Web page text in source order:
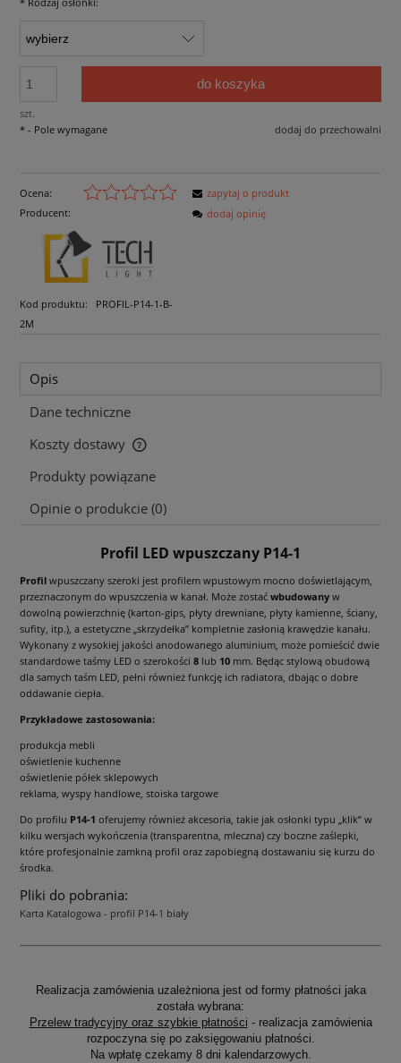
szt.
do koszyka
dodaj do przechowalni
* - Pole wymagane
Ocena:
Producent:
Kod produktu:
PROFIL-P14-1-B-
2M
zapytaj o produkt
dodaj opinię
Opis
Dane techniczne
Koszty dostawy
Cena nie zawiera ewentualnych kosztów płatności
Produkty powiązane
Opinie o produkcie (0)
Profil LED wpuszczany P14-1
Profil wpuszczany szeroki jest profilem wpustowym mocno doświetlającym,
przeznaczonym do wpuszczenia w kanał. Może zostać wbudowany w
dowolną powierzchnię (karton-gips, płyty drewniane, płyty kamienne, ściany,
sufity, itp.), a estetyczne „skrzydełka” kompletnie zasłonią krawędzie kanału.
Wykonany z wysokiej jakości anodowanego aluminium, może pomieścić dwie
standardowe taśmy LED o szerokości 8 lub 10 mm. Będąc stylową obudową
dla samych taśm LED, pełni również funkcję ich radiatora, dbając o dobre
oddawanie ciepła.
Przykładowe zastosowania:
produkcja mebli
oświetlenie kuchenne
oświetlenie półek sklepowych
reklama, wyspy handlowe, stoiska targowe
Do profilu P14-1 oferujemy również akcesoria, takie jak osłonki typu „klik” w
kilku wersjach wykończenia (transparentna, mleczna) czy boczne zaślepki,
które profesjonalnie zamkną profil oraz zapobiegną dostawaniu się kurzu do
środka.
Pliki do pobrania:
Karta Katalogowa - profil P14-1 biały
Realizacja zamówienia uzależniona jest od formy płatności jaka
została wybrana:
Przelew tradycyjny oraz szybkie płatności - realizacja zamówienia
rozpoczyna się po zaksięgowaniu płatności.
Na wpłatę czekamy 8 dni kalendarzowych.